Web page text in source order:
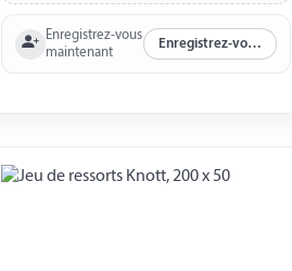
(4017083) 2 x goupille 03.001.08.14.0
Enregistrez-vous
maintenant
Enregistrez-vous maintenant